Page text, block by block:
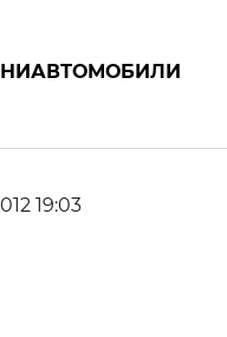
АВТОМОБИЛИ
19:03